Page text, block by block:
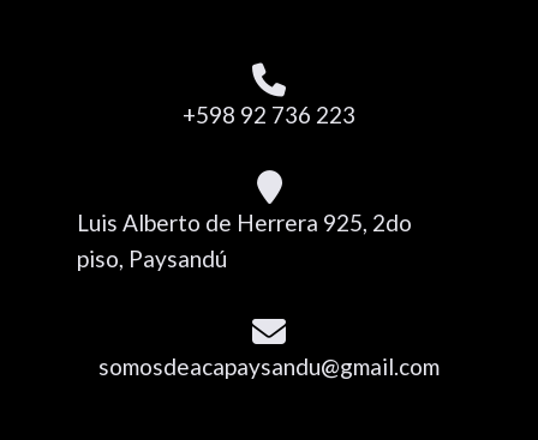
+598 92 736 223
Luis Alberto de Herrera 925, 2do
piso, Paysandú
somosdeacapaysandu@gmail.com